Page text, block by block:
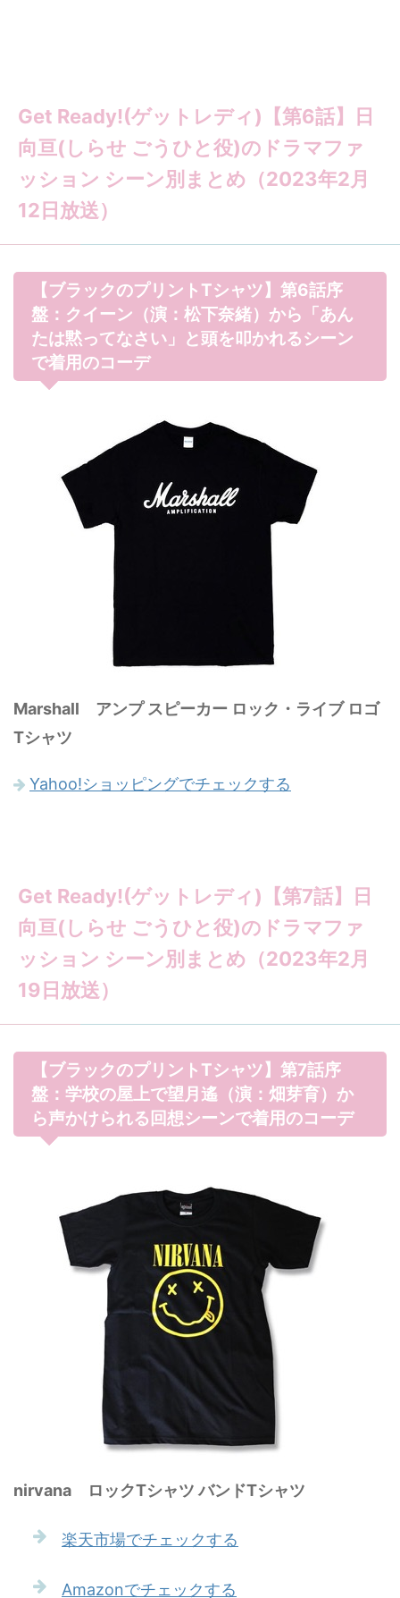
Get Ready!(ゲットレディ)【第6話】日
向亘(しらせ ごうひと役)のドラマファ
ッション シーン別まとめ（2023年2月
12日放送）
【ブラックのプリントTシャツ】第6話序
盤：クイーン（演：松下奈緒）から「あん
たは黙ってなさい」と頭を叩かれるシーン
で着用のコーデ
Marshall アンプ スピーカー ロック・ライブ ロゴ
Tシャツ
Yahoo!ショッピングでチェックする
Get Ready!(ゲットレディ)【第7話】日
向亘(しらせ ごうひと役)のドラマファ
ッション シーン別まとめ（2023年2月
19日放送）
【ブラックのプリントTシャツ】第7話序
盤：学校の屋上で望月遙（演：畑芽育）か
ら声かけられる回想シーンで着用のコーデ
nirvana ロックTシャツ バンドTシャツ
楽天市場でチェックする
Amazonでチェックする